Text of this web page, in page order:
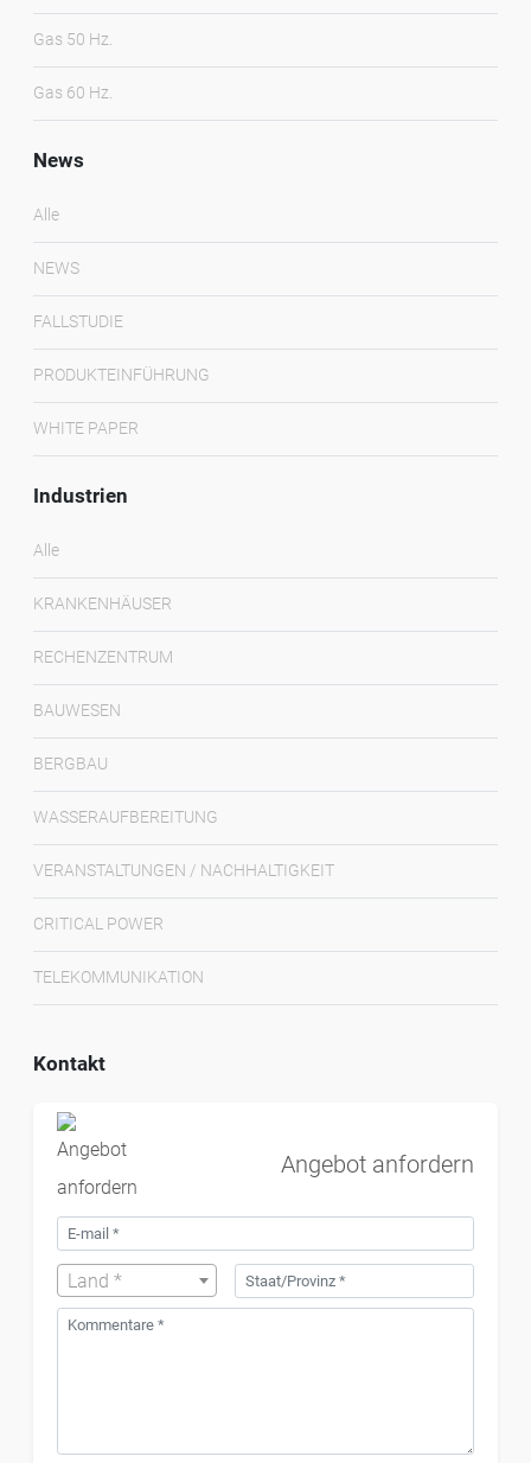
Gas 50 Hz.
Gas 60 Hz.
News
Alle
NEWS
FALLSTUDIE
PRODUKTEINFÜHRUNG
WHITE PAPER
Industrien
Alle
KRANKENHÄUSER
RECHENZENTRUM
BAUWESEN
BERGBAU
WASSERAUFBEREITUNG
VERANSTALTUNGEN / NACHHALTIGKEIT
CRITICAL POWER
TELEKOMMUNIKATION
Kontakt
Angebot anfordern
Land *